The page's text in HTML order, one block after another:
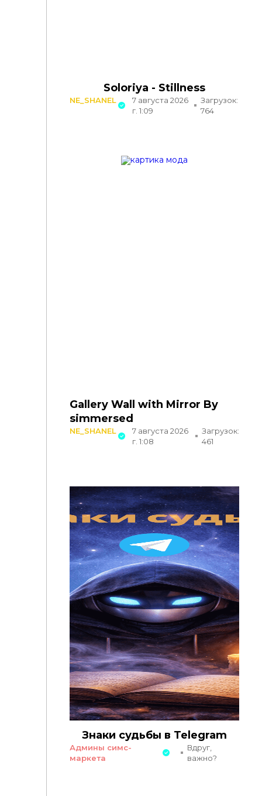
Soloriya - Stillness
NE_SHANEL
7 августа 2026
г. 1:09
Загрузок:
764
Gallery Wall with Mirror By
simmersed
NE_SHANEL
7 августа 2026
г. 1:08
Загрузок:
461
Знаки судьбы в Telegram
Админы симс-
маркета
Вдруг,
важно?